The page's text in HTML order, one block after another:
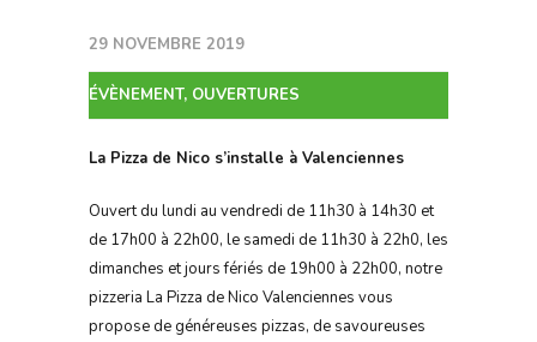
29 NOVEMBRE 2019
ÉVÈNEMENT, OUVERTURES
La Pizza de Nico s’installe à Valenciennes
Ouvert du lundi au vendredi de 11h30 à 14h30 et
de 17h00 à 22h00, le samedi de 11h30 à 22h0, les
dimanches et jours fériés de 19h00 à 22h00, notre
pizzeria La Pizza de Nico Valenciennes vous
propose de généreuses pizzas, de savoureuses